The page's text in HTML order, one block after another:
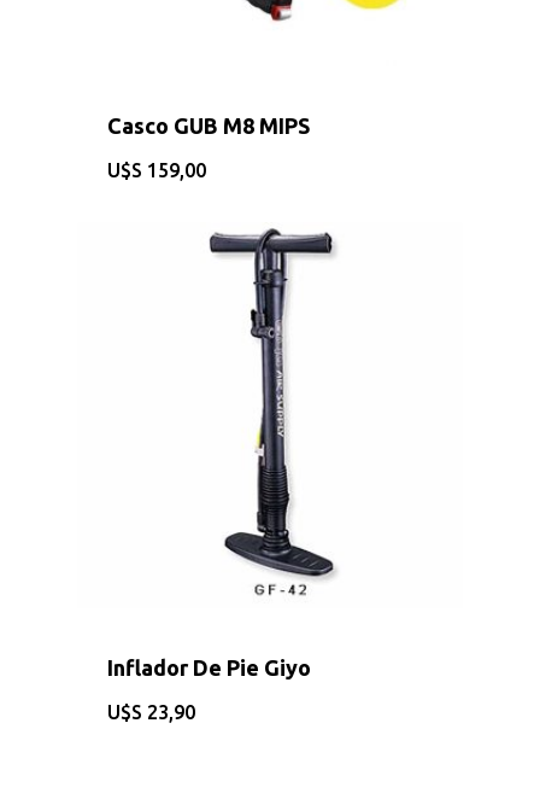
Casco GUB M8 MIPS
$ 159,00
Inflador De Pie Giyo
$ 23,90